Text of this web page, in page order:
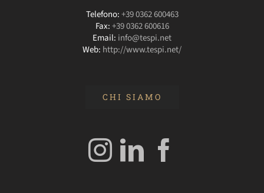
Telefono:+39 0362 600463
Fax:+39 0362 600616
Email: info@tespi.net
Web: http://www.tespi.net/
CHI SIAMO